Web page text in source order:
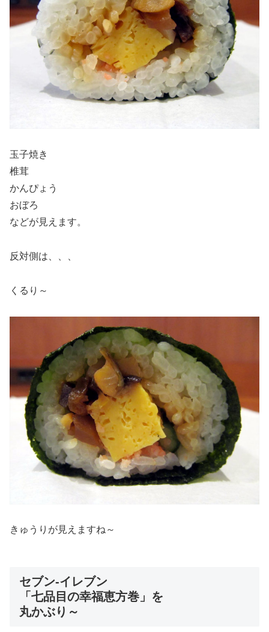
玉子焼き
椎茸
かんぴょう
おぼろ
などが見えます。
反対側は、、、
くるり～
きゅうりが見えますね～
セブン-イレブン
「七品目の幸福恵方巻」を
丸かぶり～